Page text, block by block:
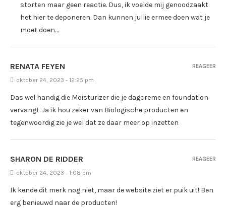
storten maar geen reactie. Dus, ik voelde mij genoodzaakt
het hier te deponeren. Dan kunnen jullie ermee doen wat je
moet doen…
RENATA FEYEN
oktober 24, 2023 - 12:25 pm
Das wel handig die Moisturizer die je dagcreme en foundation
vervangt. Ja ik hou zeker van Biologische producten en
tegenwoordig zie je wel dat ze daar meer op inzetten
REAGEER
SHARON DE RIDDER
oktober 24, 2023 - 1:08 pm
Ik kende dit merk nog niet, maar de website ziet er puik uit! Ben
erg benieuwd naar de producten!
REAGEER